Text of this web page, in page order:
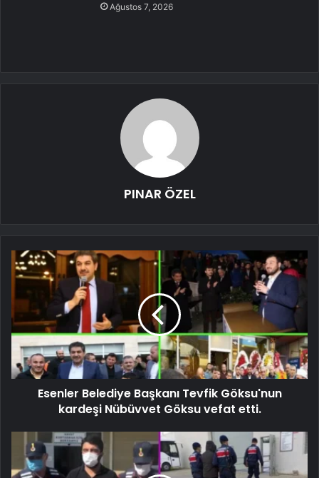
Ağustos 7, 2026
PINAR ÖZEL
Esenler Belediye Başkanı Tevfik Göksu'nun
kardeşi Nübüvvet Göksu vefat etti.